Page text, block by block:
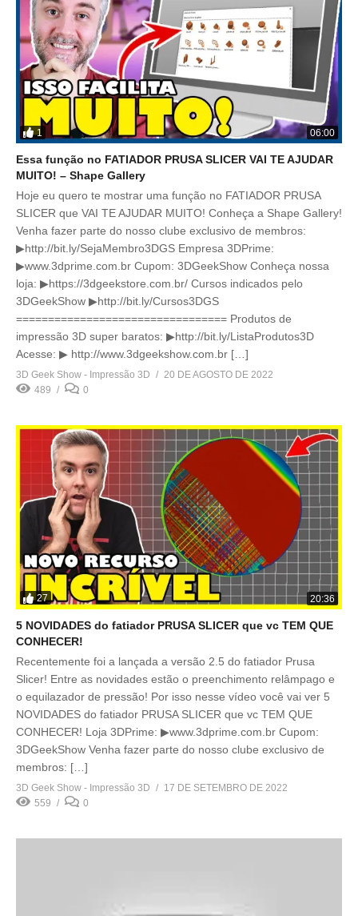
1 06:00
Essa função no FATIADOR PRUSA SLICER VAI TE AJUDAR
MUITO! – Shape Gallery
Hoje eu quero te mostrar uma função no FATIADOR PRUSA
SLICER que VAI TE AJUDAR MUITO! Conheça a Shape Gallery!
Venha fazer parte do nosso clube exclusivo de membros:
▶http://bit.ly/SejaMembro3DGS Empresa 3DPrime:
▶www.3dprime.com.br Cupom: 3DGeekShow Conheça nossa
loja: ▶https://3dgeekstore.com.br/ Cursos indicados pelo
3DGeekShow ▶http://bit.ly/Cursos3DGS
================================= Produtos de
impressão 3D super baratos: ▶http://bit.ly/ListaProdutos3D
Acesse: ▶ http://www.3dgeekshow.com.br […]
3D Geek Show - Impressão 3D
20 DE AGOSTO DE 2022
489
0
27 20:36
5 NOVIDADES do fatiador PRUSA SLICER que vc TEM QUE
CONHECER!
Recentemente foi a lançada a versão 2.5 do fatiador Prusa
Slicer! Entre as novidades estão o preenchimento relâmpago e
o equilazador de pressão! Por isso nesse vídeo você vai ver 5
NOVIDADES do fatiador PRUSA SLICER que vc TEM QUE
CONHECER! Loja 3DPrime: ▶www.3dprime.com.br Cupom:
3DGeekShow Venha fazer parte do nosso clube exclusivo de
membros: […]
3D Geek Show - Impressão 3D
17 DE SETEMBRO DE 2022
559
0